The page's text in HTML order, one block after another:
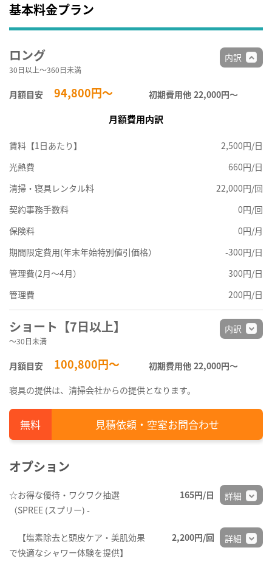
基本料金プラン
ロング
30日以上～360日未満
月額目安 94,800円～ 初期費用他 22,000円〜
内訳
月額費用内訳
賃料【1日あたり】
2,500円/日
光熱費
660円/日
清掃・寝具レンタル料
22,000円/回
契約事務手数料
0円/回
保険料
0円/月
期間限定費用(年末年始特別値引価格）
-300円/日
管理費(2月～4月）
300円/日
管理費
200円/日
ショート【7日以上】
～30日未満
月額目安 100,800円～ 初期費用他 22,000円〜
内訳
寝具の提供は、清掃会社からの提供となります。
見積依頼・空室お問合わせ
オプション
☆お得な優待・ワクワク抽選
（SPREE (スプリー) -
165円/日 詳細
【塩素除去と頭皮ケア・美肌効果
で快適なシャワー体験を提供】
2,200円/回 詳細